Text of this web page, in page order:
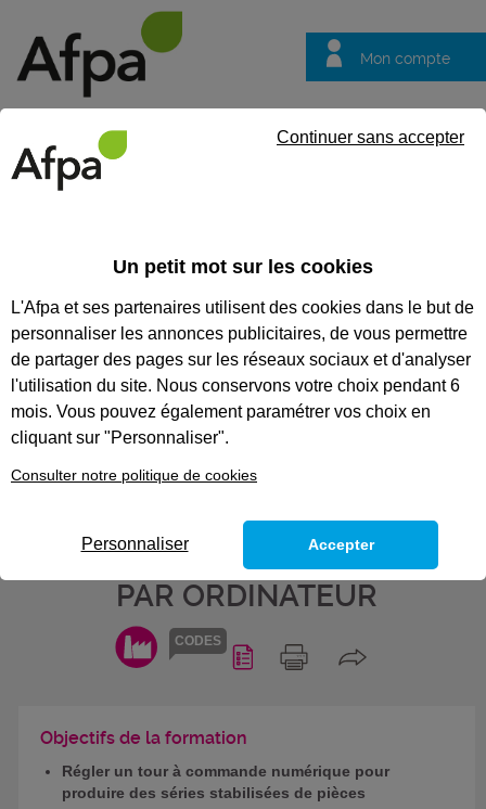
Mon compte
questions
Eligible au CPF * Formation certifiante
CODES
RÉGLER UN TOUR À
COMMANDE NUMÉRIQUE
POUR PRODUIRE DES SÉRIES
STABILISÉES DE PIÈCES - BLOC
DE COMPÉTENCES DU TITRE
PROFESSIONNEL OPÉRATEUR
RÉGLEUR EN USINAGE ASSISTÉ
PAR ORDINATEUR
Objectifs de la formation
Régler un tour à commande numérique pour
produire des séries stabilisées de pièces
Un petit mot sur les cookies
L'Afpa et ses partenaires utilisent des cookies dans le but de
personnaliser les annonces publicitaires, de vous permettre
de partager des pages sur les réseaux sociaux et d'analyser
l'utilisation du site. Nous conservons votre choix pendant 6
mois. Vous pouvez également paramétrer vos choix en
cliquant sur "Personnaliser".
Consulter notre politique de cookies
Continuer sans accepter
Personnaliser Accepter